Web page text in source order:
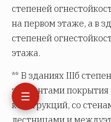
☰
степеней
на первом этаже, а в
степеней
этажа.
** В зданиях IIIб
элементами покрытия
конструкций, со
лестницами и